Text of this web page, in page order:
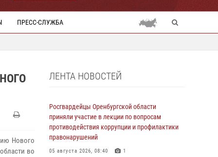
ПРЕСС-СЛУЖБА
Нового
во
ЛЕНТА НОВОСТЕЙ
Росгвардейцы Оренбургской области
приняли участие в лекции по вопросам
противодействия коррупции и профилактики
правонарушений
05 августа 2026, 08:40 1